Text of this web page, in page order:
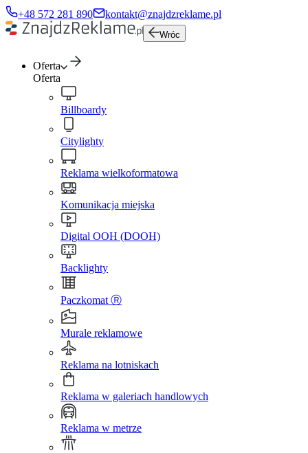
+48 572 281 890 kontakt@znajdzreklame.pl
Wróc
Oferta
Oferta
Billboardy
Citylighty
Reklama wielkoformatowa
Komunikacja miejska
Digital OOH (DOOH)
Backlighty
Paczkomat Ⓡ
Murale reklamowe
Reklama na lotniskach
Reklama w galeriach handlowych
Reklama w metrze